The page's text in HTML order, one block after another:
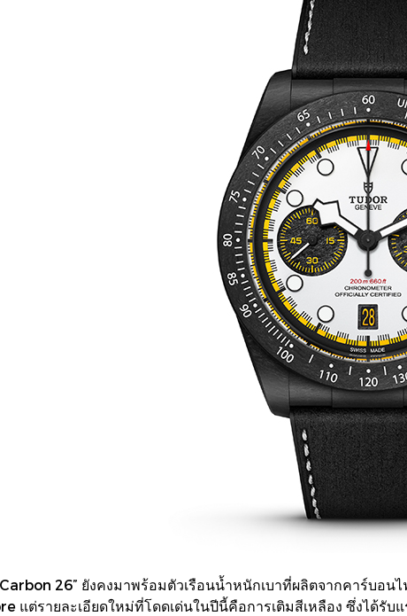
26” ยังคงมาพร้อมตัวเรือนน้ำหนักเบาที่ผลิตจากคาร์บ
แต่รายละเอียดใหม่ที่โดดเด่นในปีนี้คือการเติมสีเหลือง ซึ่งได้รั